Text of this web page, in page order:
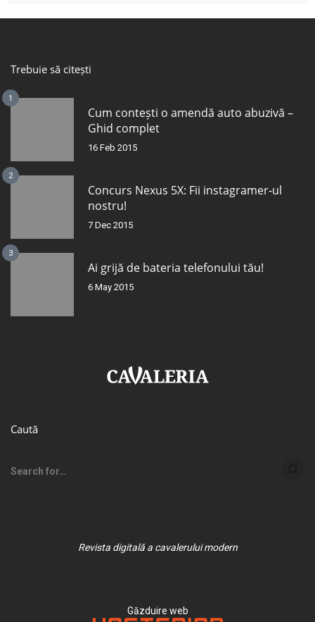
Trebuie să citești
1
Cum contești o amendă auto abuzivă –
Ghid complet
16 Feb 2015
2
Concurs Nexus 5X: Fii instagramer-ul
nostru!
7 Dec 2015
3
Ai grijă de bateria telefonului tău!
6 May 2015
Caută
Revista digitală a cavalerului modern
Găzduire web